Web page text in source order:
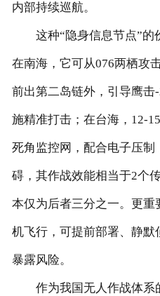
内部持续巡航。
这种“隐身信息节点”的
在南海，它可从076两栖攻
前出第二岛链外，引导鹰击
施精准打击；在台海，12-
死角监控网，配合电子压
碍，其作战效能相当于2个
本仅为后者三分之一。更
机飞行，可提前部署、静
暴露风险。
作为我国无人作战体系